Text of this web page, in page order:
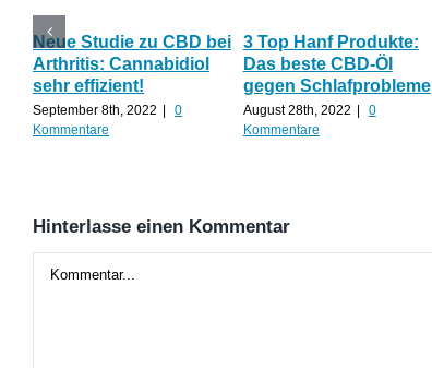
Neue Studie zu CBD bei
Arthritis: Cannabidiol
sehr effizient!
September 8th, 2022 |
0
Kommentare
3 Top Hanf Produkte:
Das beste CBD-Öl
gegen Schlafprobleme
August 28th, 2022 |
0
Kommentare
Hinterlasse einen Kommentar